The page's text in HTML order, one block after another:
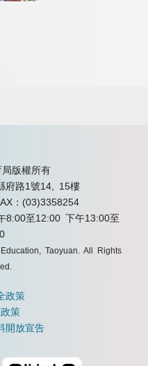
版權所有
府路1號14, 15樓
：(03)3358254
8:00至12:00 下午13:00至
Taoyuan. All Rights
政策
策
開放宣告